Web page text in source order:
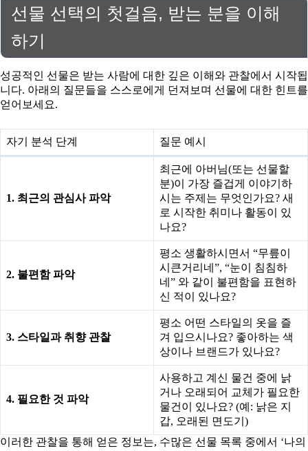
선물 선택의 첫걸음, 받는 분을 이해
하기
성공적인 선물은 받는 사람에 대한 깊은 이해와 관찰에서 시작됩
니다. 아래의 질문들을 스스로에게 던져보며 선물에 대한 힌트를
얻어보세요.
자기 분석 단계 질문 예시
1. 최근의 관심사 파악
최근에 아버님(또는 선물할
분)이 가장 즐겁게 이야기하
시는 주제는 무엇인가요? 새
로 시작한 취미나 활동이 있
나요?
2. 불편함 파악
평소 생활하시면서 “무릎이
시큰거리네”, “눈이 침침하
네” 와 같이 불편함을 표현하
신 적이 있나요?
3. 스타일과 취향 관찰
평소 어떤 스타일의 옷을 즐
겨 입으시나요? 좋아하는 색
상이나 브랜드가 있나요?
4. 필요한 것 파악
사용하고 계신 물건 중에 낡
거나 오래되어 교체가 필요한
물건이 있나요? (예: 낡은 지
갑, 오래된 면도기)
이러한 관찰을 통해 얻은 정보는, 수많은 선물 목록 중에서 ‘나의